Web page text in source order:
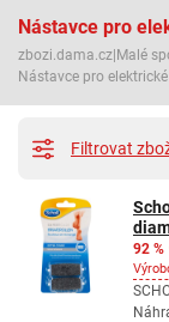
Nástavce pro
zbozi.dama.cz Malé
Nástavce pro
92 %
Filtrovat